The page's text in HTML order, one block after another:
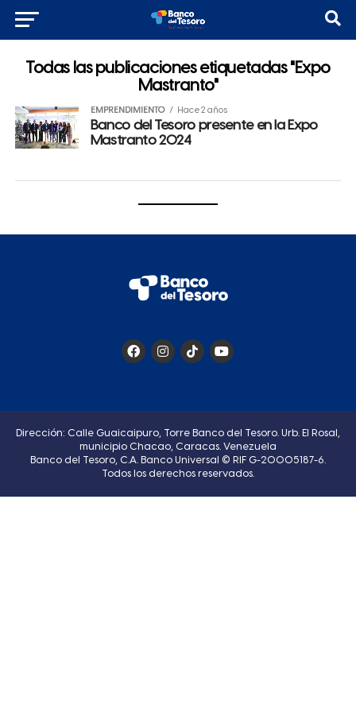
Todas las publicaciones etiquetadas "Expo
Mastranto"
EMPRENDIMIENTO Hace 2 años
Banco del Tesoro presente en la Expo
Mastranto 2024
Dirección: Calle Guaicaipuro, Torre Banco del Tesoro. Urb. El Rosal,
municipio Chacao, Caracas. Venezuela
Banco del Tesoro, C.A. Banco Universal © RIF G-20005187-6.
Todos los derechos reservados.